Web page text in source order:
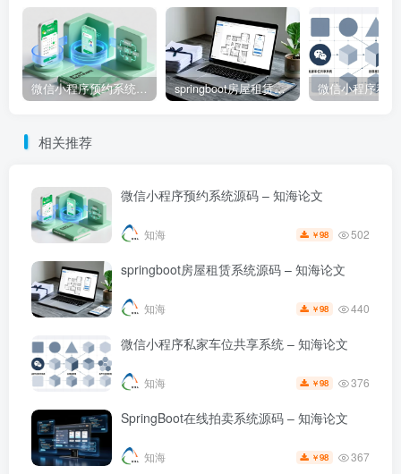
springboot房屋租赁系统源码 – 知海论文
相关推荐
微信小程序预约系统源码 – 知海论文
知海 ￥98 502
springboot房屋租赁系统源码 – 知海论文
知海 ￥98 440
微信小程序私家车位共享系统 – 知海论文
知海 ￥98 376
SpringBoot在线拍卖系统源码 – 知海论文
知海 ￥98 367